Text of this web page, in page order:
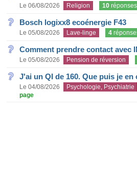
Le 06/08/2026 Religion 10 réponses
Bosch logixx8 ecoénergie F43
Le 05/08/2026 Lave-linge 4
Comment prendre contact avec
Le 05/08/2026 Pension de réversion
J'ai un QI de 160. Que puis je en
Le 04/08/2026 Psychologie, Psychiatrie
page